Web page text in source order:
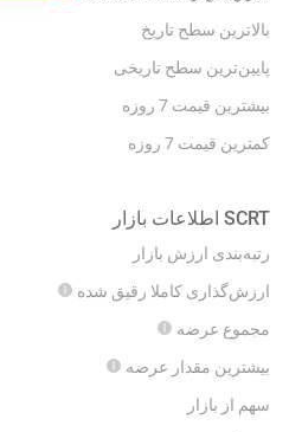
بالاترین سطح تاریخ
پایین‌ترین سطح تاریخی
بیشترین قیمت 7 روزه
کمترین قیمت 7 روزه
SCRT اطلاعات بازار
رتبه‌بندی ارزش بازار
ارزش‌گذاری کاملا رقیق شده
مجموع عرضه
بیشترین مقدار عرضه
سهم از بازار